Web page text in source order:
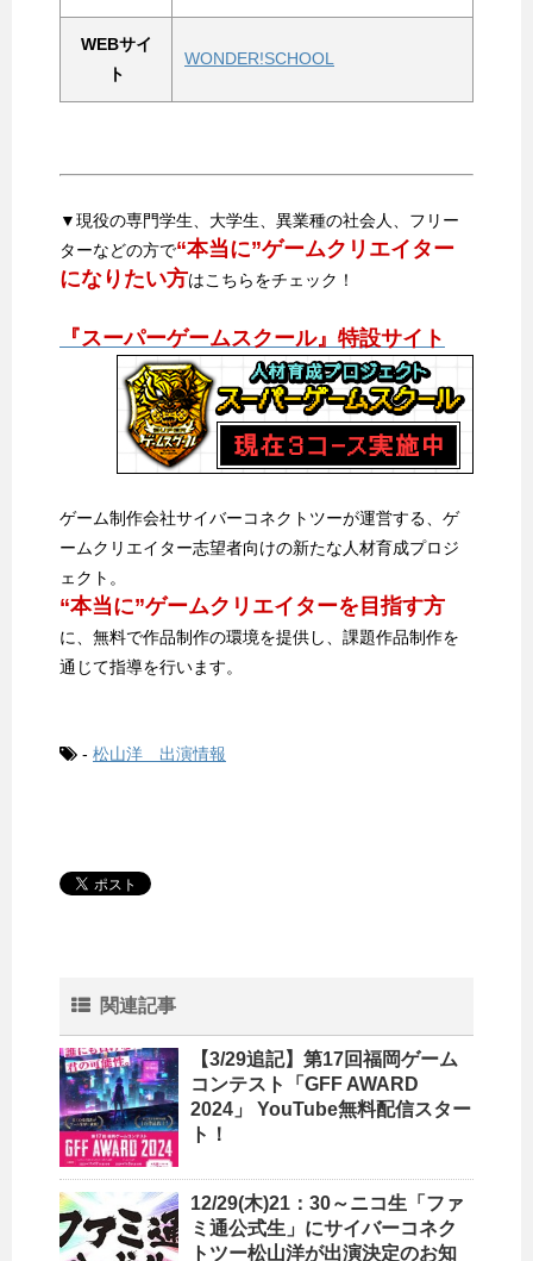
WEBサイ
ト
WONDER!SCHOOL
▼現役の専門学生、大学生、異業種の社会人、フリー
ターなどの方で“本当に”ゲームクリエイター
になりたい方はこちらをチェック！
『スーパーゲームスクール』特設サイト
ゲーム制作会社サイバーコネクトツーが運営する、ゲ
ームクリエイター志望者向けの新たな人材育成プロジ
ェクト。
“本当に”ゲームクリエイターを目指す方
に、無料で作品制作の環境を提供し、課題作品制作を
通じて指導を行います。
- 松山洋 出演情報
関連記事
【3/29追記】第17回福岡ゲーム
コンテスト「GFF AWARD
2024」 YouTube無料配信スター
ト！
12/29(木)21：30～ニコ生「ファ
ミ通公式生」にサイバーコネク
トツー松山洋が出演決定のお知